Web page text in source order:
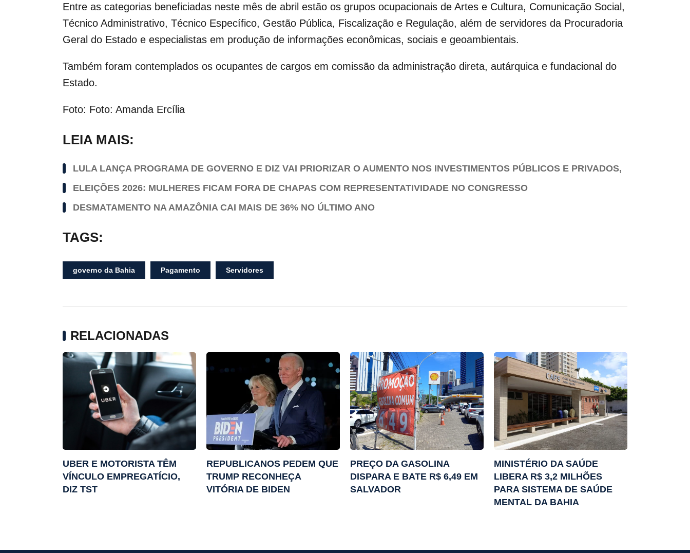
Entre as categorias beneficiadas neste mês de abril estão os grupos ocupacionais de Artes e Cultura, Comunicação Social,
Técnico Administrativo, Técnico Específico, Gestão Pública, Fiscalização e Regulação, além de servidores da Procuradoria
Geral do Estado e especialistas em produção de informações econômicas, sociais e geoambientais.
Também foram contemplados os ocupantes de cargos em comissão da administração direta, autárquica e fundacional do
Estado.
Foto: Foto: Amanda Ercília
LEIA MAIS:
LULA LANÇA PROGRAMA DE GOVERNO E DIZ VAI PRIORIZAR O AUMENTO NOS INVESTIMENTOS PÚBLICOS E PRIVADOS,
ELEIÇÕES 2026: MULHERES FICAM FORA DE CHAPAS COM REPRESENTATIVIDADE NO CONGRESSO
DESMATAMENTO NA AMAZÔNIA CAI MAIS DE 36% NO ÚLTIMO ANO
TAGS:
governo da Bahia Pagamento Servidores
RELACIONADAS
UBER E MOTORISTA TÊM
VÍNCULO EMPREGATÍCIO,
DIZ TST
REPUBLICANOS PEDEM QUE
TRUMP RECONHEÇA
VITÓRIA DE BIDEN
PREÇO DA GASOLINA
DISPARA E BATE R$ 6,49 EM
SALVADOR
MINISTÉRIO DA SAÚDE
LIBERA R$ 3,2 MILHÕES
PARA SISTEMA DE SAÚDE
MENTAL DA BAHIA